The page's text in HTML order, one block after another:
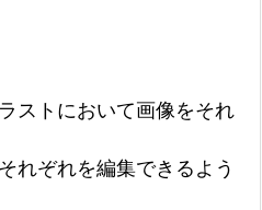
ストにおいて画像をそれ
れぞれを編集できるよう